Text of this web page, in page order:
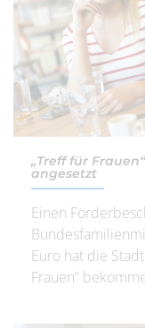
„Treff für
angesetzt
Einen
Euro hat die
Frauen“